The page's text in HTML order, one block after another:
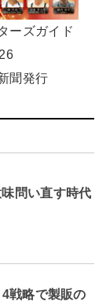
ーズガイド
聞発行
問い直す時代
戦略で製販の